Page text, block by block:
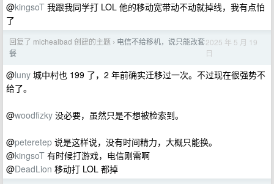
@kingsoT 我跟我同学打 LOL 他的移动宽带动不动就掉线，我有点怕
了
回复了 michealbad 创建的主题 › 电信不给移机，说只能改套
餐
2025 年 5 月 19
日
@luny 城中村也 199 了，2 年前确实迁移过一次。不过现在很强势不
给了。
@woodfizky 没必要，虽然只是不想被检索到。
@peteretep 说是这样说，没有时间精力，大概只能换。
@kingsoT 有时候打游戏，电信刚需啊
@DeadLion 移动打 LOL 都掉